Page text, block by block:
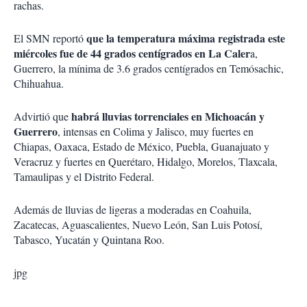
rachas.
El SMN reportóque la temperatura máxima registrada este
miércoles fue de 44 grados centígrados en La Calera,
Guerrero, la mínima de 3.6 grados centígrados en Temósachic,
Chihuahua.
Advirtió quehabrá lluvias torrenciales en Michoacán y
Guerrero, intensas en Colima y Jalisco, muy fuertes en
Chiapas, Oaxaca, Estado de México, Puebla, Guanajuato y
Veracruz y fuertes en Querétaro, Hidalgo, Morelos, Tlaxcala,
Tamaulipas y el Distrito Federal.
Además de lluvias de ligeras a moderadas en Coahuila,
Zacatecas, Aguascalientes, Nuevo León, San Luis Potosí,
Tabasco, Yucatán y Quintana Roo.
jpg